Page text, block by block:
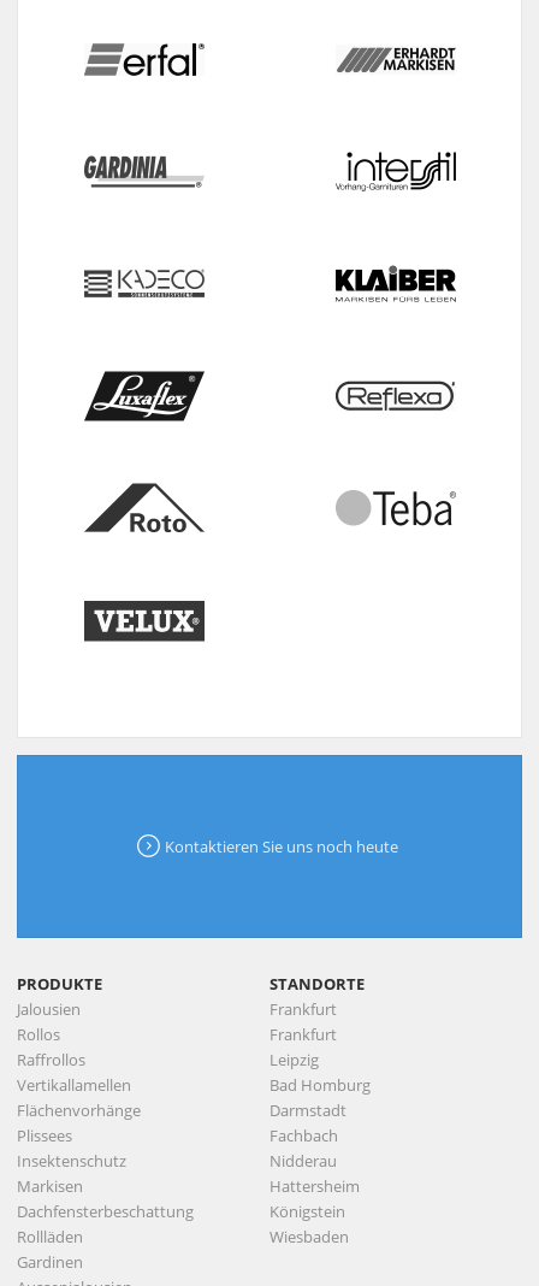
Kontaktieren Sie uns noch heute
PRODUKTE
Jalousien
Rollos
Raffrollos
Vertikallamellen
Flächenvorhänge
Plissees
Insektenschutz
Markisen
Dachfensterbeschattung
Rollläden
Gardinen
STANDORTE
Frankfurt
Frankfurt
Leipzig
Bad Homburg
Darmstadt
Fachbach
Nidderau
Hattersheim
Königstein
Wiesbaden